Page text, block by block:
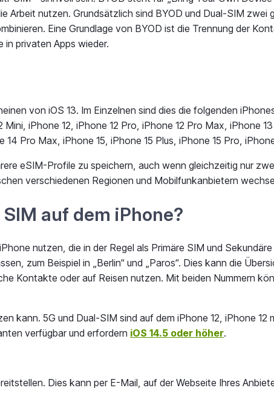
nutzen. Grundsätzlich sind BYOD und Dual-SIM zwei
Eine Grundlage von BYOD ist die Trennung der
privaten Apps wieder.
von iOS 13. Im Einzelnen sind dies die folgenden
iPhone 12, iPhone 12 Pro, iPhone 12 Pro Max, iPhone
Pro Max, iPhone 15, iPhone 15 Plus, iPhone 15 Pro,
eSIM-Profile zu speichern, auch wenn gleichzeitig nur
verschiedenen Regionen und Mobilfunkanbietern
auf dem iPhone?
nutzen, die in der Regel als Primäre SIM und
zum Beispiel in „Berlin“ und „Paros“. Dies kann die
Kontakte oder auf Reisen nutzen. Mit beiden Nummern
kann. 5G und Dual-SIM sind auf dem iPhone 12, iPhone 12
verfügbar und erfordern iOS 14.5 oder höher.
Dies kann per E-Mail, auf der Webseite Ihres